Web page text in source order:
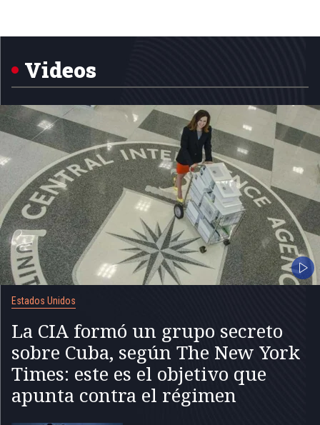
5
Videos
Estados Unidos
La CIA formó un grupo secreto
sobre Cuba, según The New York
Times: este es el objetivo que
apunta contra el régimen